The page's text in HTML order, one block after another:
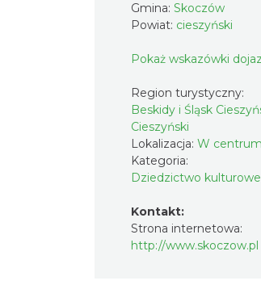
Gmina: Skoczów
Powiat: cieszyński
Pokaż wskazówki
Region turystyczny:
Beskidy i Śląsk
Cieszyński
Lokalizacja: W
Kategoria:
Dziedzictwo kulturowe
Kontakt:
Strona internetowa:
http://www.skoczow.pl